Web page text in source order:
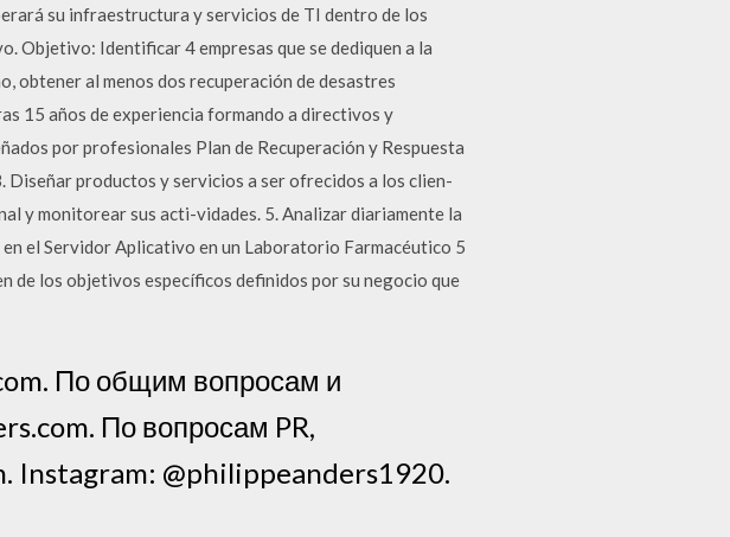
su infraestructura y servicios de TI dentro de los
Objetivo: Identificar 4 empresas que se dediquen a la
obtener al menos dos recuperación de desastres
15 años de experiencia formando a directivos y
por profesionales Plan de Recuperación y Respuesta
productos y servicios a ser ofrecidos a los clien-
y monitorear sus acti-vidades. 5. Analizar diariamente la
el Servidor Aplicativo en un Laboratorio Farmacéutico 5
de los objetivos específicos definidos por su negocio que
По общим вопросам и
По вопросам PR,
Instagram: @philippeanders1920.